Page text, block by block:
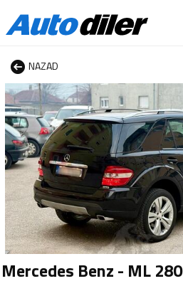
NAZAD
Mercedes Benz - ML 280